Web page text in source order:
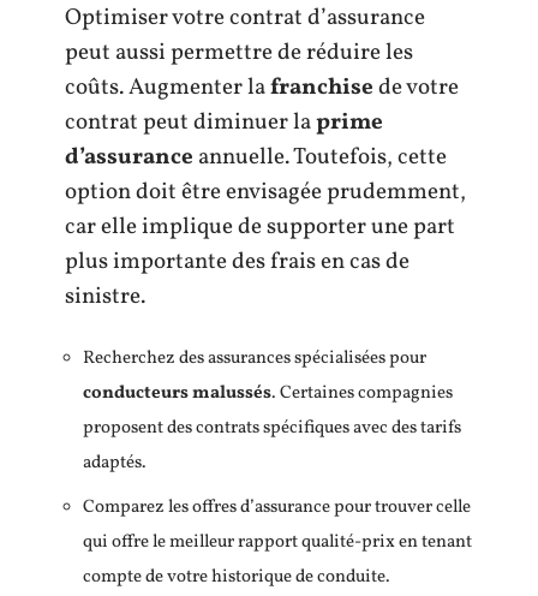
Optimiser votre contrat d’assurance
peut aussi permettre de réduire les
coûts. Augmenter lafranchisede votre
contrat peut diminuer laprime
d’assurance annuelle. Toutefois, cette
option doit être envisagée prudemment,
car elle implique de supporter une part
plus importante des frais en cas de
sinistre.
Recherchez des assurances spécialisées pour
conducteurs malussés. Certaines compagnies
proposent des contrats spécifiques avec des tarifs
adaptés.
Comparez les offres d’assurance pour trouver celle
qui offre le meilleur rapport qualité-prix en tenant
compte de votre historique de conduite.